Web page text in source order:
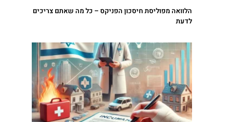
הלוואה מפוליסת חיסכון הפניקס – כל מה שאתם צריכים
לדעת